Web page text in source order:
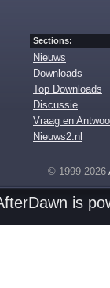
Sections:
Nieuws
Downloads
Top Downloads
Discussie
Vraag en
Nieuws2.nl
© 1999-2026
is